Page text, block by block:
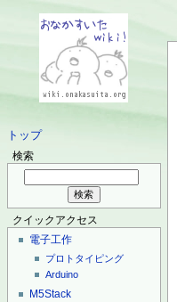
トップ
検索
クイックアクセス
電子工作
プロトタイピング
Arduino
M5Stack